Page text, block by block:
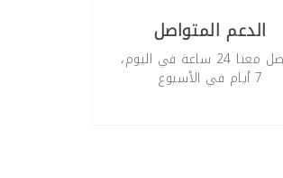
الدعم المتواصل
تواصل معنا 24 ساعة في اليوم،
7 أيام في الأسبوع